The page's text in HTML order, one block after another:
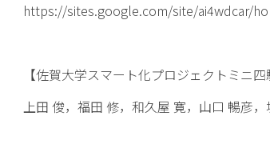
https://sites.google.com/site/ai4wdcar/
【佐賀大学スマート化プロジェクトミニ
上田 俊，福田 修，和久屋 寛，山口 暢彦